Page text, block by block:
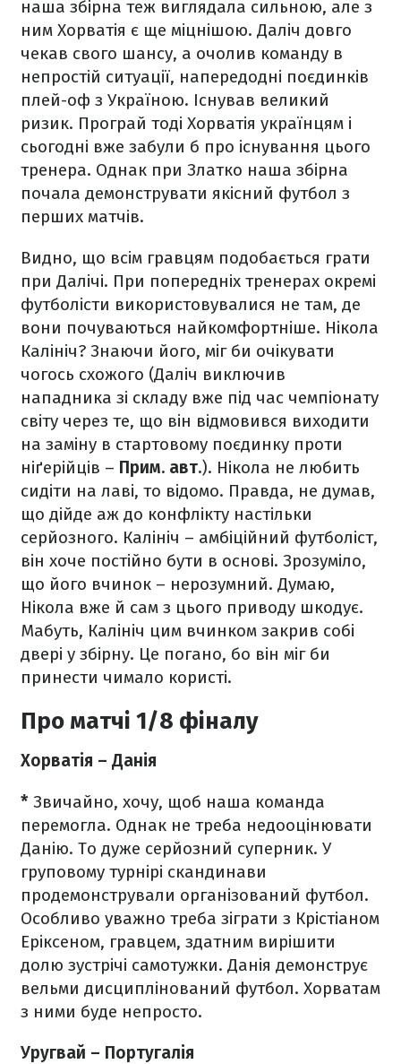
наша збірна теж виглядала сильною, але з
ним Хорватія є ще міцнішою. Даліч довго
чекав свого шансу, а очолив команду в
непростій ситуації, напередодні поєдинків
плей-оф з Україною. Існував великий
ризик. Програй тоді Хорватія українцям і
сьогодні вже забули б про існування цього
тренера. Однак при Златко наша збірна
почала демонструвати якісний футбол з
перших матчів.
Видно, що всім гравцям подобається грати
при Далічі. При попередніх тренерах окремі
футболісти використовувалися не там, де
вони почуваються найкомфортніше. Нікола
Калініч? Знаючи його, міг би очікувати
чогось схожого (Даліч виключив
нападника зі складу вже під час чемпіонату
світу через те, що він відмовився виходити
на заміну в стартовому поєдинку проти
ніґерійців – Прим. авт.). Нікола не любить
сидіти на лаві, то відомо. Правда, не думав,
що дійде аж до конфлікту настільки
серйозного. Калініч – амбіційний футболіст,
він хоче постійно бути в основі. Зрозуміло,
що його вчинок – нерозумний. Думаю,
Нікола вже й сам з цього приводу шкодує.
Мабуть, Калініч цим вчинком закрив собі
двері у збірну. Це погано, бо він міг би
принести чимало користі.
Про матчі 1/8 фіналу
Хорватія – Данія
* Звичайно, хочу, щоб наша команда
перемогла. Однак не треба недооцінювати
Данію. То дуже серйозний суперник. У
груповому турнірі скандинави
продемонстрували організований футбол.
Особливо уважно треба зіграти з Крістіаном
Еріксеном, гравцем, здатним вирішити
долю зустрічі самотужки. Данія демонструє
вельми дисциплінований футбол. Хорватам
з ними буде непросто.
Уругвай – Португалія